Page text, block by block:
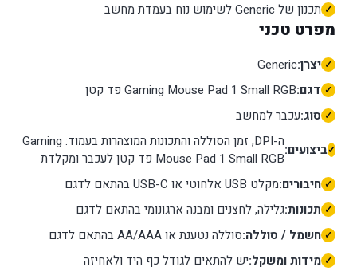
תכנון של Generic לשימוש נוח בעמדת מחשב
מפרט טכני
יצרן:Generic
דגם:Gaming Mouse Pad 1 Small RGB פד קטן
סוג:עכבר למחשב
ביצועים:
ה-DPI, זמן הסוללה והתכונות המוצהרות בעמוד: Gaming
Mouse Pad 1 Small RGB פד קטן לעכבר ומקלדת
חיבורים:מקלט USB אלחוטי או USB-C בהתאם לדגם
תכונות:גלילה, לחצנים ומבנה ארגונומי בהתאם לדגם
חשמל / סוללה:סוללה נטענת או AA/AAA בהתאם לדגם
מידות ומשקל:יש להתאים לגודל כף היד ולאחיזה